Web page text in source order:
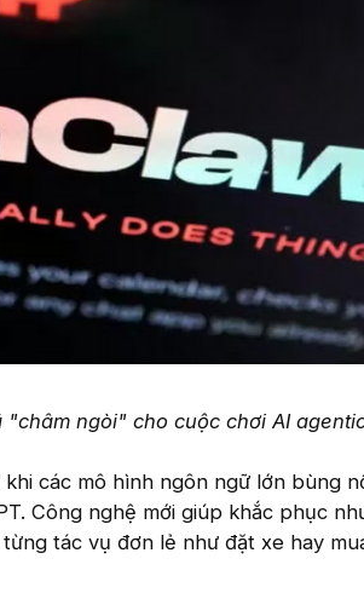
ngòi" cho cuộc chơi AI
các mô hình ngôn ngữ lớn bùng
Công nghệ mới giúp khắc phục
tác vụ đơn lẻ như đặt xe hay